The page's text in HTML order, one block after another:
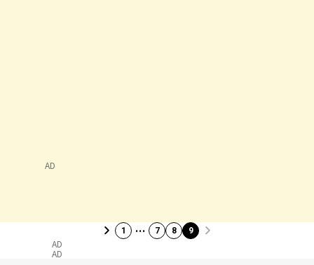
AD
1 … 7 8 9
AD
AD